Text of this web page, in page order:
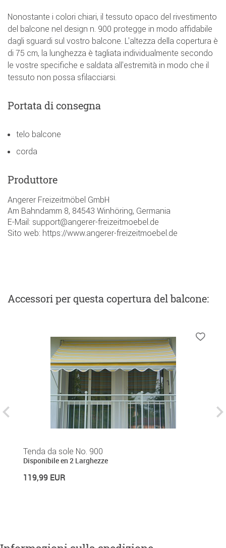
Nonostante i colori chiari, il tessuto opaco del rivestimento
del balcone nel design n. 900 protegge in modo affidabile
dagli sguardi sul vostro balcone. L'altezza della copertura è
di 75 cm, la lunghezza è tagliata individualmente secondo
le vostre specifiche e saldata all'estremità in modo che il
tessuto non possa sfilacciarsi.
Portata di consegna
telo balcone
corda
Produttore
Angerer Freizeitmöbel GmbH
Am Bahndamm 8, 84543 Winhöring, Germania
E-Mail: support@angerer-freizeitmoebel.de
Sito web: https://www.angerer-freizeitmoebel.de
Accessoriper questa copertura del balcone:
Tenda da sole No. 900
Disponibile en 2 Larghezze
119,99 EUR